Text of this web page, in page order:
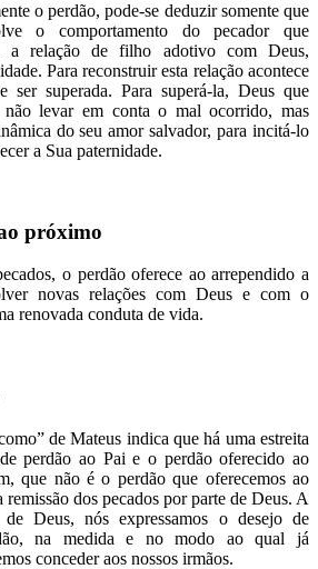
o perdão, pode-se deduzir somente que
o comportamento do pecador que
a relação de filho adotivo com Deus,
Para reconstruir esta relação acontece
ser superada. Para superá-la, Deus que
levar em conta o mal ocorrido, mas
do seu amor salvador, para incitá-lo
a Sua paternidade.
próximo
o perdão oferece ao arrependido a
novas relações com Deus e com o
renovada conduta de vida.
de Mateus indica que há uma estreita
perdão ao Pai e o perdão oferecido ao
que não é o perdão que oferecemos ao
dos pecados por parte de Deus. A
Deus, nós expressamos o desejo de
na medida e no modo ao qual já
conceder aos nossos irmãos.